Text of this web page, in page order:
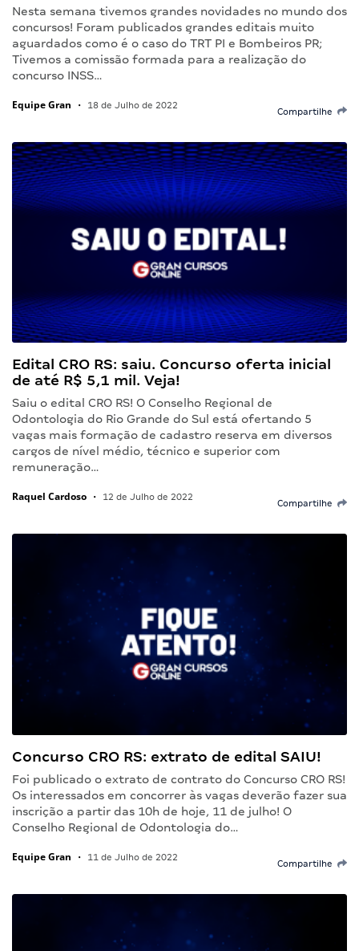
Nesta semana tivemos grandes novidades no mundo dos
concursos! Foram publicados grandes editais muito
aguardados como é o caso do TRT PI e Bombeiros PR;
Tivemos a comissão formada para a realização do
concurso INSS…
Equipe Gran • 18 de Julho de 2022
Compartilhe
Edital CRO RS: saiu. Concurso oferta inicial
de até R$ 5,1 mil. Veja!
Saiu o edital CRO RS! O Conselho Regional de
Odontologia do Rio Grande do Sul está ofertando 5
vagas mais formação de cadastro reserva em diversos
cargos de nível médio, técnico e superior com
remuneração…
Raquel Cardoso • 12 de Julho de 2022
Compartilhe
Concurso CRO RS: extrato de edital SAIU!
Foi publicado o extrato de contrato do Concurso CRO RS!
Os interessados em concorrer às vagas deverão fazer sua
inscrição a partir das 10h de hoje, 11 de julho! O
Conselho Regional de Odontologia do…
Equipe Gran • 11 de Julho de 2022
Compartilhe